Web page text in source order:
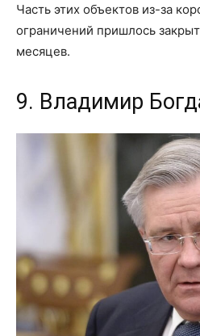
Часть этих объектов из-за
ограничений пришлось
месяцев.
9. Владимир